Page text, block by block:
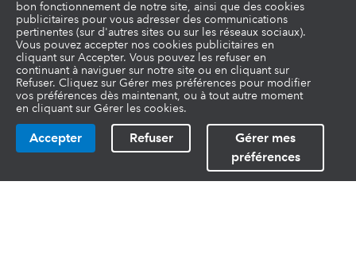
bon fonctionnement de notre site, ainsi que des cookies
publicitaires pour vous adresser des communications
pertinentes (sur d'autres sites ou sur les réseaux sociaux).
Vous pouvez accepter nos cookies publicitaires en
cliquant sur Accepter. Vous pouvez les refuser en
continuant à naviguer sur notre site ou en cliquant sur
Refuser. Cliquez sur Gérer mes préférences pour modifier
vos préférences dès maintenant, ou à tout autre moment
en cliquant sur Gérer les cookies.
Accepter Refuser
Gérer mes
préférences